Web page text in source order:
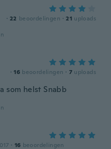
· 22 beoordelingen · 21 uploads
· 16 beoordelingen · 7 uploads
som helst Snabb
· 16 beoordelingen